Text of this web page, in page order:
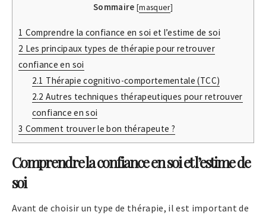
Sommaire [masquer]
1 Comprendre la confiance en soi et l’estime de soi
2 Les principaux types de thérapie pour retrouver
confiance en soi
2.1 Thérapie cognitivo-comportementale (TCC)
2.2 Autres techniques thérapeutiques pour retrouver
confiance en soi
3 Comment trouver le bon thérapeute ?
Comprendre la confiance en soi et l’estime de
soi
Avant de choisir un type de thérapie, il est important de